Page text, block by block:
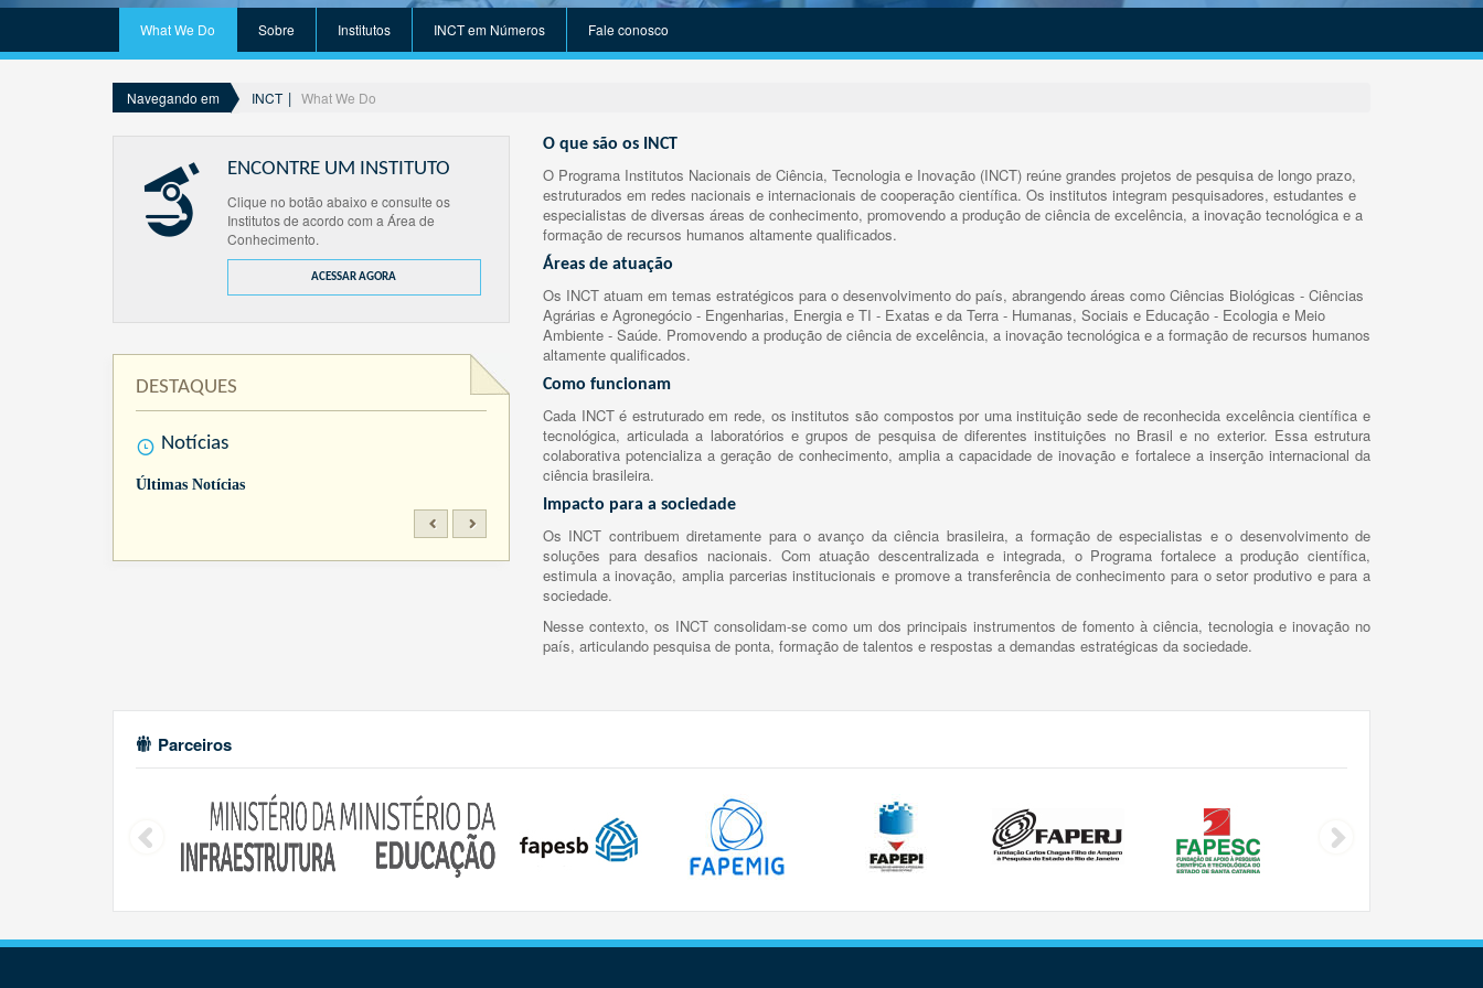
What We Do Sobre Institutos INCT em Números Fale conosco
Navegando em INCT What We Do
ENCONTRE UM INSTITUTO
Clique no botão abaixo e consulte os
Institutos de acordo com a Área de
Conhecimento.
ACESSAR AGORA
DESTAQUES
Notícias
Últimas Notícias
O que são os INCT
O Programa Institutos Nacionais de Ciência, Tecnologia e Inovação (INCT) reúne grandes projetos de pesquisa de longo prazo,
estruturados em redes nacionais e internacionais de cooperação científica. Os institutos integram pesquisadores, estudantes e
especialistas de diversas áreas de conhecimento, promovendo a produção de ciência de excelência, a inovação tecnológica e a
formação de recursos humanos altamente qualificados.
Áreas de atuação
Os INCT atuam em temas estratégicos para o desenvolvimento do país, abrangendo áreas como Ciências Biológicas - Ciências
Agrárias e Agronegócio - Engenharias, Energia e TI - Exatas e da Terra - Humanas, Sociais e Educação - Ecologia e Meio
Ambiente - Saúde. Promovendo a produção de ciência de excelência, a inovação tecnológica e a formação de recursos humanos
altamente qualificados.
Como funcionam
Cada INCT é estruturado em rede, os institutos são compostos por uma instituição sede de reconhecida excelência científica e
tecnológica, articulada a laboratórios e grupos de pesquisa de diferentes instituições no Brasil e no exterior. Essa estrutura
colaborativa potencializa a geração de conhecimento, amplia a capacidade de inovação e fortalece a inserção internacional da
ciência brasileira.
Impacto para a sociedade
Os INCT contribuem diretamente para o avanço da ciência brasileira, a formação de especialistas e o desenvolvimento de
soluções para desafios nacionais. Com atuação descentralizada e integrada, o Programa fortalece a produção científica,
estimula a inovação, amplia parcerias institucionais e promove a transferência de conhecimento para o setor produtivo e para a
sociedade.
Nesse contexto, os INCT consolidam-se como um dos principais instrumentos de fomento à ciência, tecnologia e inovação no
país, articulando pesquisa de ponta, formação de talentos e respostas a demandas estratégicas da sociedade.
Parceiros